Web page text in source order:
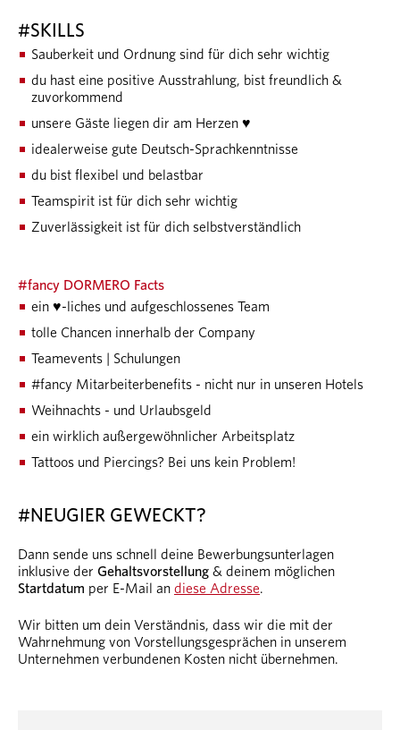
#SKILLS
Sauberkeit und Ordnung sind für dich sehr wichtig
du hast eine positive Ausstrahlung, bist freundlich &
zuvorkommend
unsere Gäste liegen dir am Herzen ♥
idealerweise gute Deutsch-Sprachkenntnisse
du bist flexibel und belastbar
Teamspirit ist für dich sehr wichtig
Zuverlässigkeit ist für dich selbstverständlich
#fancy DORMERO Facts
ein ♥-liches und aufgeschlossenes Team
tolle Chancen innerhalb der Company
Teamevents | Schulungen
#fancy Mitarbeiterbenefits - nicht nur in unseren Hotels
Weihnachts - und Urlaubsgeld
ein wirklich außergewöhnlicher Arbeitsplatz
Tattoos und Piercings? Bei uns kein Problem!
#NEUGIER GEWECKT?
Dann sende uns schnell deine Bewerbungsunterlagen
inklusive der Gehaltsvorstellung & deinem möglichen
Startdatum per E-Mail an diese Adresse.
Wir bitten um dein Verständnis, dass wir die mit der
Wahrnehmung von Vorstellungsgesprächen in unserem
Unternehmen verbundenen Kosten nicht übernehmen.